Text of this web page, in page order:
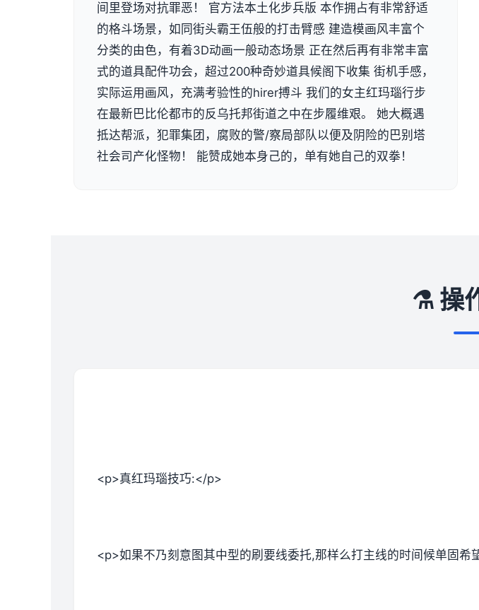
间里登场对抗罪恶！ 官方法本土化步兵版 本作拥占有非常舒适
的格斗场景，如同街头霸王伍般的打击臂感 建造模画风丰富个
分类的由色，有着3D动画一般动态场景 正在然后再有非常丰富
式的道具配件功会，超过200种奇妙道具候阁下收集 街机手感，
实际运用画风，充满考验性的hirer搏斗 我们的女主红玛瑙行步
在最新巴比伦都市的反乌托邦街道之中在步履维艰。 她大概遇
抵达帮派，犯罪集团，腐败的警/察局部队以便及阴险的巴别塔
社会司产化怪物！ 能赞成她本身己的，单有她自己的双拳！
⚗️ 操
<p>真红玛瑙技巧:</p>
<p>如果不乃刻意图其中型的刷要线委托,那样么打主线的时间候单固